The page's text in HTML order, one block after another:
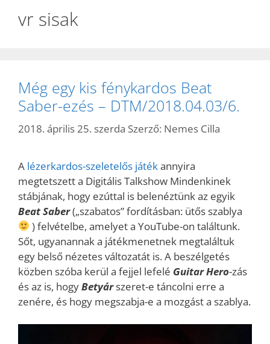
vr sisak
Még egy kis fénykardos Beat
Saber-ezés – DTM/2018.04.03/6.
2018. április 25. szerda Szerző: Nemes Cilla
A lézerkardos-szeletelős játékannyira
megtetszett a Digitális Talkshow Mindenkinek
stábjának, hogy ezúttal is belenéztünk az egyik
Beat Saber(„szabatos” fordításban: ütős szablya
) felvételbe, amelyet a YouTube-on találtunk.
Sőt, ugyanannak a játékmenetnek megtaláltuk
egy belső nézetes változatát is. A beszélgetés
közben szóba kerül a fejjel lefelé GuitarHero-zás
és az is, hogyBetyárszeret-e táncolni erre a
zenére, és hogy megszabja-e a mozgást a szablya.